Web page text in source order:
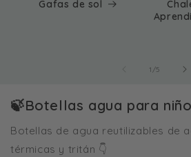
Gafas de sol
1 /de5
🍃Botellas agua para
Botellas de agua reutilizables de
térmicas y tritán 👇